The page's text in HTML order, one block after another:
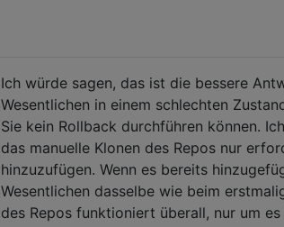
Ich würde sagen, das ist die bessere
Wesentlichen in einem schlechten
Sie kein Rollback durchführen können.
das manuelle Klonen des Repos nur
hinzuzufügen. Wenn es bereits
Wesentlichen dasselbe wie beim
des Repos funktioniert überall, nur um